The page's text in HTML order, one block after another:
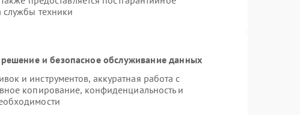
техники
и безопасное обслуживание данных
и инструментов, аккуратная работа с
копирование, конфиденциальность и